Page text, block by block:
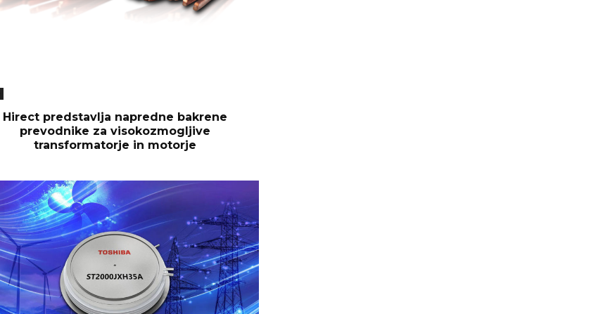
Hirect predstavlja napredne bakrene
prevodnike za visokozmogljive
transformatorje in motorje